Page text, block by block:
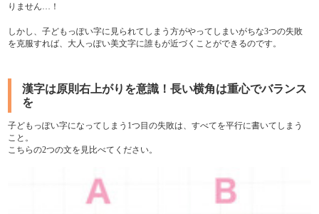
りません…！
しかし、子どもっぽい字に見られてしまう方がやってしまいがちな3つの失敗
を克服すれば、大人っぽい美文字に誰もが近づくことができるのです。
漢字は原則右上がりを意識！長い横角は重心でバランス
を
子どもっぽい字になってしまう1つ目の失敗は、すべてを平行に書いてしまう
こと。
こちらの2つの文を見比べてください。